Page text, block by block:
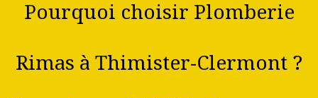
Pourquoi choisir Plomberie
Rimas à Thimister-Clermont ?